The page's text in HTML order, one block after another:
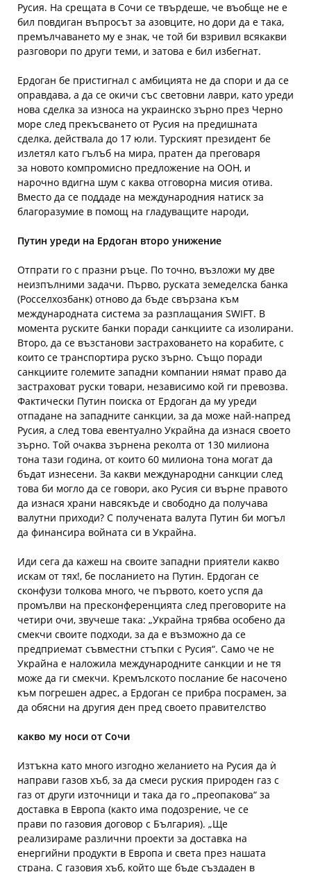
Русия. На срещата в Сочи се твърдеше, че въобще не е
бил повдиган въпросът за азовците, но дори да е така,
премълчаването му е знак, че той би взривил всякакви
разговори по други теми, и затова е бил избегнат.
Ердоган бе пристигнал с амбицията не да спори и да се
оправдава, а да се окичи със световни лаври, като уреди
нова сделка за износа на украинско зърно през Черно
море след прекъсването от Русия на предишната
сделка, действала до 17 юли. Турският президент бе
излетял като гълъб на мира, пратен да преговаря
за новото компромисно предложение на ООН, и
нарочно вдигна шум с каква отговорна мисия отива.
Вместо да се поддаде на международния натиск за
благоразумие в помощ на гладуващите народи,
Путин уреди на Ердоган второ унижение
Отпрати го с празни ръце. По точно, възложи му две
неизпълними задачи. Първо, руската земеделска банка
(Росселхозбанк) отново да бъде свързана към
международната система за разплащания SWIFT. В
момента руските банки поради санкциите са изолирани.
Второ, да се възстанови застраховането на корабите, с
които се транспортира руско зърно. Също поради
санкциите големите западни компании нямат право да
застраховат руски товари, независимо кой ги превозва.
Фактически Путин поиска от Ердоган да му уреди
отпадане на западните санкции, за да може най-напред
Русия, а след това евентуално Украйна да изнася своето
зърно. Той очаква зърнена реколта от 130 милиона
тона тази година, от които 60 милиона тона могат да
бъдат изнесени. За какви международни санкции след
това би могло да се говори, ако Русия си върне правото
да изнася храни навсякъде и свободно да получава
валутни приходи? С получената валута Путин би могъл
да финансира войната си в Украйна.
Иди сега да кажеш на своите западни приятели какво
искам от тях!, бе посланието на Путин. Ердоган се
сконфузи толкова много, че първото, което успя да
промълви на пресконференцията след преговорите на
четири очи, звучеше така: „Украйна трябва особено да
смекчи своите подходи, за да е възможно да се
предприемат съвместни стъпки с Русия“. Само че не
Украйна е наложила международните санкции и не тя
може да ги смекчи. Кремълското послание бе насочено
към погрешен адрес, а Ердоган се прибра посрамен, за
да обясни на другия ден пред своето правителство
какво му носи от Сочи
Изтъкна като много изгодно желанието на Русия да ѝ
направи газов хъб, за да смеси руския природен газ с
газ от други източници и така да го „преопакова“ за
доставка в Европа (както има подозрение, че се
прави по газовия договор с България). „Ще
реализираме различни проекти за доставка на
енергийни продукти в Европа и света през нашата
страна. С газовия хъб, който ще бъде създаден в